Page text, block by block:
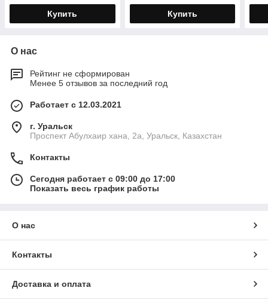
Купить Купить
О нас
Рейтинг не сформирован
Менее 5 отзывов за последний год
Работает с 12.03.2021
г. Уральск
Проспект Абулхаир хана, 2а, Уральск, Казахстан
Контакты
Сегодня работает с 09:00 до 17:00
Показать весь график работы
О нас
Контакты
Доставка и оплата